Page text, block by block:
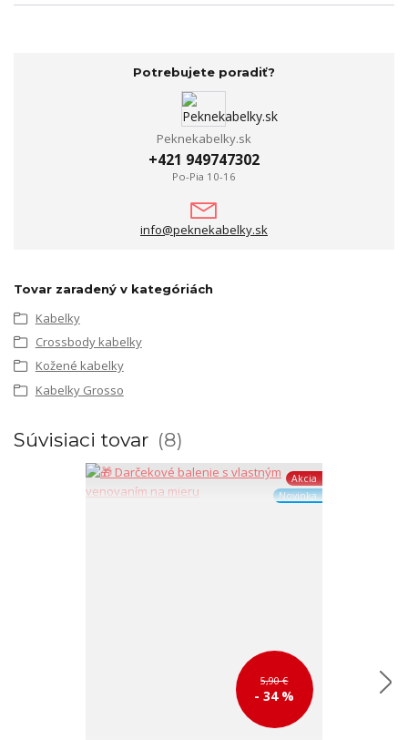
Potrebujete poradiť?
Peknekabelky.sk
+421 949747302
Po-Pia 10-16
info@peknekabelky.sk
Tovar zaradený v kategóriách
Kabelky
Crossbody kabelky
Kožené kabelky
Kabelky Grosso
Súvisiaci tovar 8
Akcia
Novinka
5,90 €
- 34 %